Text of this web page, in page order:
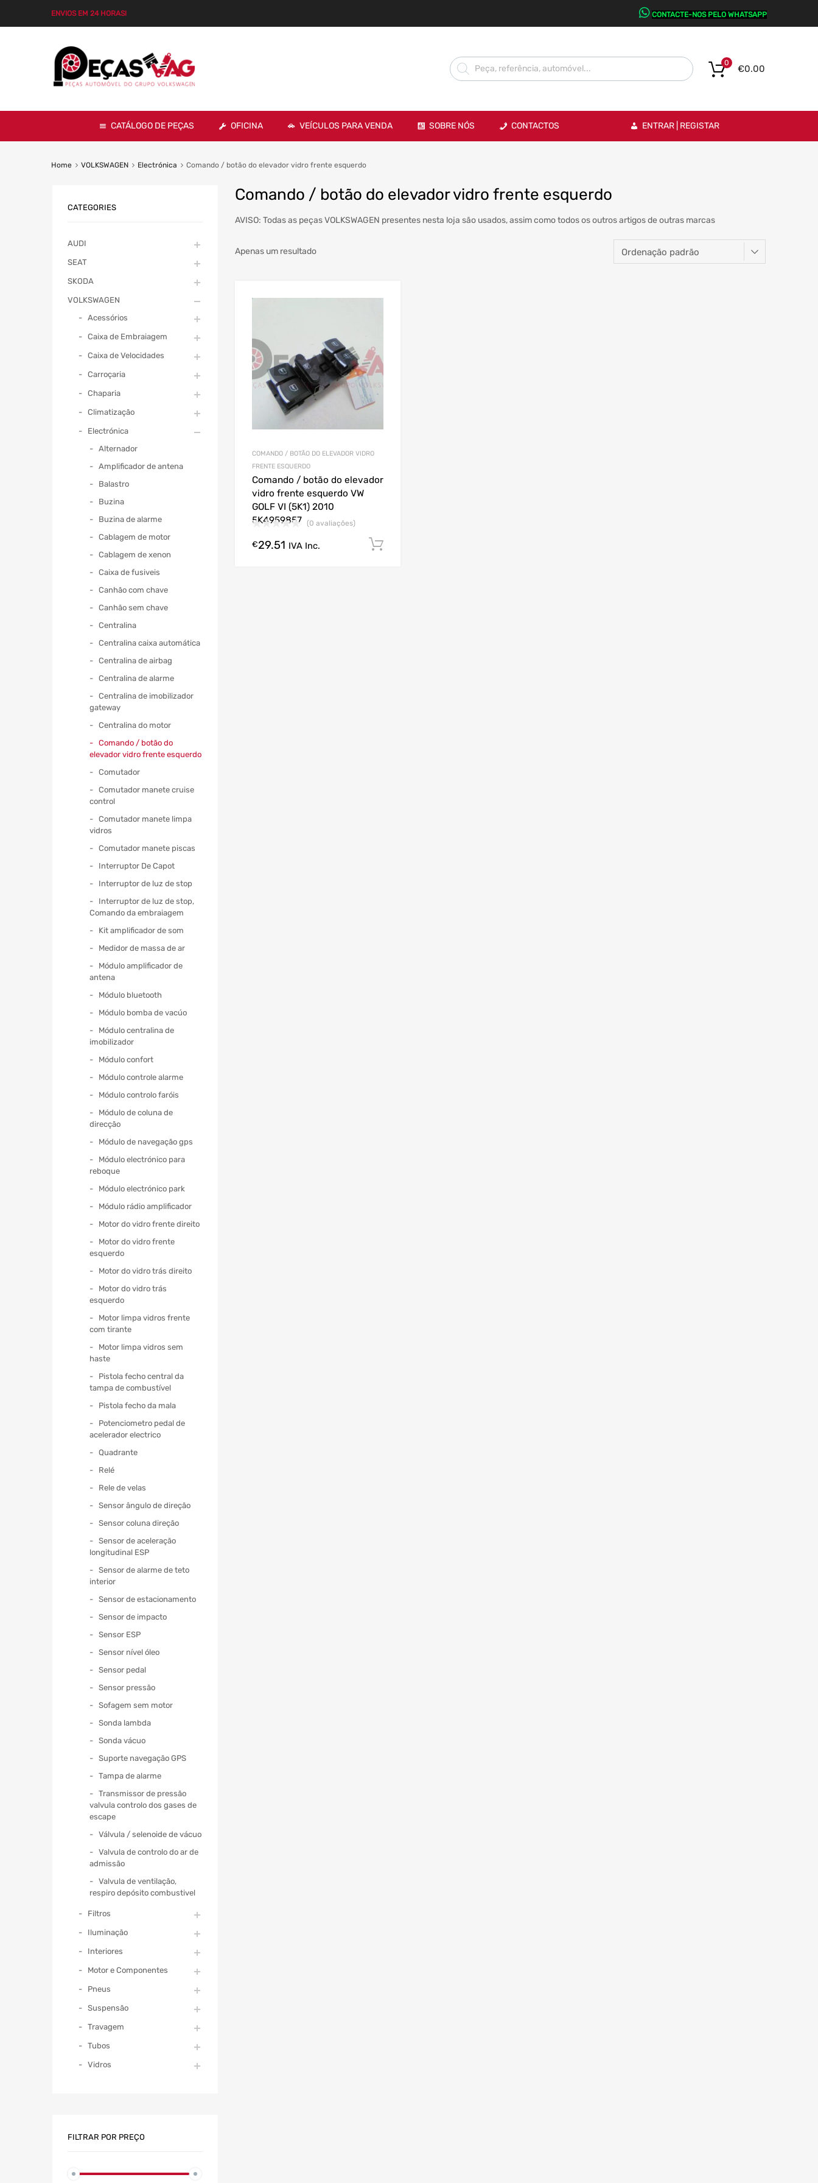
ENVIOS EM 24 HORAS! CONTACTE-NOS PELO WHATSAPP
€0.00
0
CATÁLOGO DE PEÇAS OFICINA VEÍCULOS PARA VENDA SOBRE NÓS CONTACTOS ENTRAR | REGISTAR
Home VOLKSWAGEN Electrónica Comando / botão do elevador vidro frente esquerdo
Comando / botão do elevador vidro frente esquerdo
AVISO: Todas as peças VOLKSWAGEN presentes nesta loja são usados, assim como todos os outros artigos de outras marcas
Apenas um resultado
COMANDO / BOTÃO DO ELEVADOR VIDRO
FRENTE ESQUERDO
Comando / botão do elevador
vidro frente esquerdo VW
GOLF VI (5K1) 2010
5K4959857 (0 avaliações)
€29.51 IVA Inc.
CATEGORIES
AUDI
SEAT
SKODA
VOLKSWAGEN
Acessórios
Caixa de Embraiagem
Caixa de Velocidades
Carroçaria
Chaparia
Climatização
Electrónica
Alternador
Amplificador de antena
Balastro
Buzina
Buzina de alarme
Cablagem de motor
Cablagem de xenon
Caixa de fusiveis
Canhão com chave
Canhão sem chave
Centralina
Centralina caixa automática
Centralina de airbag
Centralina de alarme
Centralina de imobilizador
gateway
Centralina do motor
Comando / botão do
elevador vidro frente esquerdo
Comutador
Comutador manete cruise
control
Comutador manete limpa
vidros
Comutador manete piscas
Interruptor De Capot
Interruptor de luz de stop
Interruptor de luz de stop,
Comando da embraiagem
Kit amplificador de som
Medidor de massa de ar
Módulo amplificador de
antena
Módulo bluetooth
Módulo bomba de vacúo
Módulo centralina de
imobilizador
Módulo confort
Módulo controle alarme
Módulo controlo faróis
Módulo de coluna de
direcção
Módulo de navegação gps
Módulo electrónico para
reboque
Módulo electrónico park
Módulo rádio amplificador
Motor do vidro frente direito
Motor do vidro frente
esquerdo
Motor do vidro trás direito
Motor do vidro trás
esquerdo
Motor limpa vidros frente
com tirante
Motor limpa vidros sem
haste
Pistola fecho central da
tampa de combustível
Pistola fecho da mala
Potenciometro pedal de
acelerador electrico
Quadrante
Relé
Rele de velas
Sensor ângulo de direção
Sensor coluna direção
Sensor de aceleração
longitudinal ESP
Sensor de alarme de teto
interior
Sensor de estacionamento
Sensor de impacto
Sensor ESP
Sensor nível óleo
Sensor pedal
Sensor pressão
Sofagem sem motor
Sonda lambda
Sonda vácuo
Suporte navegação GPS
Tampa de alarme
Transmissor de pressão
valvula controlo dos gases de
escape
Válvula / selenoide de vácuo
Valvula de controlo do ar de
admissão
Valvula de ventilação,
respiro depósito combustivel
Filtros
Iluminação
Interiores
Motor e Componentes
Pneus
Suspensão
Travagem
Tubos
Vidros
FILTRAR POR PREÇO